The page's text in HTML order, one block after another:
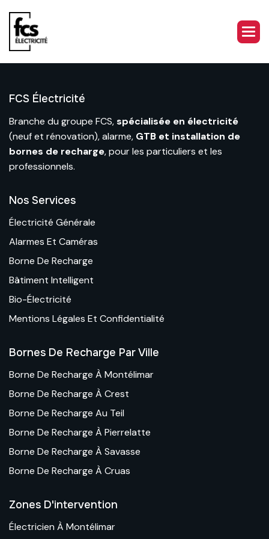
FCS Électricité
Branche du groupe FCS,spécialisée en électricité
(neuf et rénovation), alarme, GTB et installation de
bornes de recharge, pour les particuliers et les
professionnels.
Nos Services
Électricité Générale
Alarmes Et Caméras
Borne De Recharge
Bâtiment Intelligent
Bio-Électricité
Mentions Légales Et Confidentialité
Bornes De Recharge Par Ville
Borne De Recharge À Montélimar
Borne De Recharge À Crest
Borne De Recharge Au Teil
Borne De Recharge À Pierrelatte
Borne De Recharge À Savasse
Borne De Recharge À Cruas
Zones D'intervention
Électricien À Montélimar